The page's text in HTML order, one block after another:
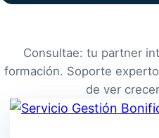
Consultae: tu partner
formación. Soporte
de ver